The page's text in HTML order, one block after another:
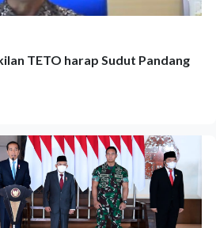
TETO harap Sudut Pandang